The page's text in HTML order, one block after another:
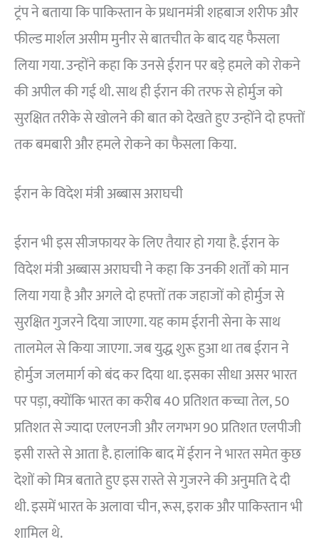
ट्रंप ने बताया कि पाकिस्तान के प्रधानमंत्री शहबाज शरीफ और
फील्ड मार्शल असीम मुनीर से बातचीत के बाद यह फैसला
लिया गया. उन्होंने कहा कि उनसे ईरान पर बड़े हमले को रोकने
की अपील की गई थी. साथ ही ईरान की तरफ से होर्मुज को
सुरक्षित तरीके से खोलने की बात को देखते हुए उन्होंने दो हफ्तों
तक बमबारी और हमले रोकने का फैसला किया.
ईरान के विदेश मंत्री अब्बास अराघची
ईरान भी इस सीजफायर के लिए तैयार हो गया है. ईरान के
विदेश मंत्री अब्बास अराघची ने कहा कि उनकी शर्तों को मान
लिया गया है और अगले दो हफ्तों तक जहाजों को होर्मुज से
सुरक्षित गुजरने दिया जाएगा. यह काम ईरानी सेना के साथ
तालमेल से किया जाएगा. जब युद्ध शुरू हुआ था तब ईरान ने
होर्मुज जलमार्ग को बंद कर दिया था. इसका सीधा असर भारत
पर पड़ा, क्योंकि भारत का करीब 40 प्रतिशत कच्चा तेल, 50
प्रतिशत से ज्यादा एलएनजी और लगभग 90 प्रतिशत एलपीजी
इसी रास्ते से आता है. हालांकि बाद में ईरान ने भारत समेत कुछ
देशों को मित्र बताते हुए इस रास्ते से गुजरने की अनुमति दे दी
थी. इसमें भारत के अलावा चीन, रूस, इराक और पाकिस्तान भी
शामिल थे.